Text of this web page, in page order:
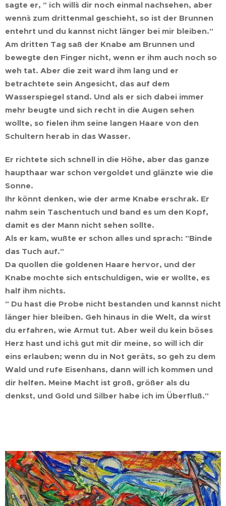
sagte er, " ich will`s dir noch einmal nachsehen, aber
wenn`s zum drittenmal geschieht, so ist der Brunnen
entehrt und du kannst nicht länger bei mir bleiben."
Am dritten Tag saß der Knabe am Brunnen und
bewegte den Finger nicht, wenn er ihm auch noch so
weh tat. Aber die zeit ward ihm lang und er
betrachtete sein Angesicht, das auf dem
Wasserspiegel stand. Und als er sich dabei immer
mehr beugte und sich recht in die Augen sehen
wollte, so fielen ihm seine langen Haare von den
Schultern herab in das Wasser.
Er richtete sich schnell in die Höhe, aber das ganze
haupthaar war schon vergoldet und glänzte wie die
Sonne.
Ihr könnt denken, wie der arme Knabe erschrak. Er
nahm sein Taschentuch und band es um den Kopf,
damit es der Mann nicht sehen sollte.
Als er kam, wußte er schon alles und sprach: "Binde
das Tuch auf."
Da quollen die goldenen Haare hervor, und der
Knabe mochte sich entschuldigen, wie er wollte, es
half ihm nichts.
" Du hast die Probe nicht bestanden und kannst nicht
länger hier bleiben. Geh hinaus in die Welt, da wirst
du erfahren, wie Armut tut. Aber weil du kein böses
Herz hast und ich`s gut mit dir meine, so will ich dir
eins erlauben; wenn du in Not geräts, so geh zu dem
Wald und rufe Eisenhans, dann will ich kommen und
dir helfen. Meine Macht ist groß, größer als du
denkst, und Gold und Silber habe ich im Überfluß."